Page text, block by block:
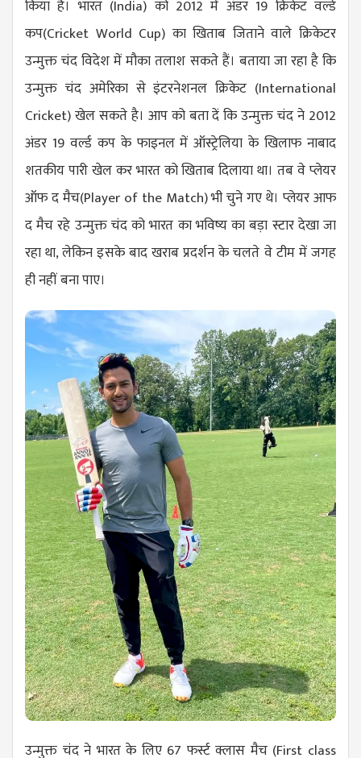
किया है। भारत (India) को 2012 में अंडर 19 क्रिकेट वर्ल्ड
कप(Cricket World Cup) का खिताब जिताने वाले क्रिकेटर
उन्मुक्त चंद विदेश में मौका तलाश सकते हैं। बताया जा रहा है कि
उन्मुक्त चंद अमेरिका से इंटरनेशनल क्रिकेट (International
Cricket) खेल सकते है। आप को बता दें कि उन्मुक्त चंद ने 2012
अंडर 19 वर्ल्ड कप के फाइनल में ऑस्ट्रेलिया के खिलाफ नाबाद
शतकीय पारी खेल कर भारत को खिताब दिलाया था। तब वे प्लेयर
ऑफ द मैच(Player of the Match) भी चुने गए थे। प्लेयर आफ
द मैच रहे उन्मुक्त चंद को भारत का भविष्य का बड़ा स्टार देखा जा
रहा था, लेकिन इसके बाद खराब प्रदर्शन के ​चलते वे टीम में जगह
ही नहीं बना पाए।
उन्मुक्त चंद ने भारत के लिए 67 फर्स्ट क्लास मैच (First class